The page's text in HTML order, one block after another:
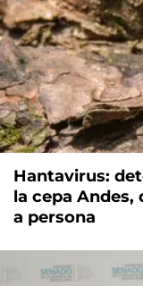
Hantavirus:
la cepa Andes,
a persona